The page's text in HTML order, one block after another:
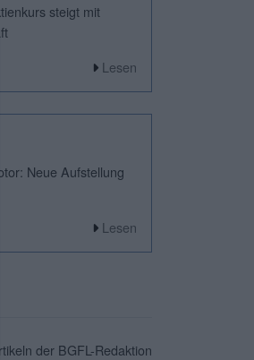
steigt mit
Lesen
Neue Aufstellung
Lesen
der BGFL-Redaktion